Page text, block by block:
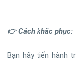
👉 Cách khắc phục:
Bạn hãy tiến hành